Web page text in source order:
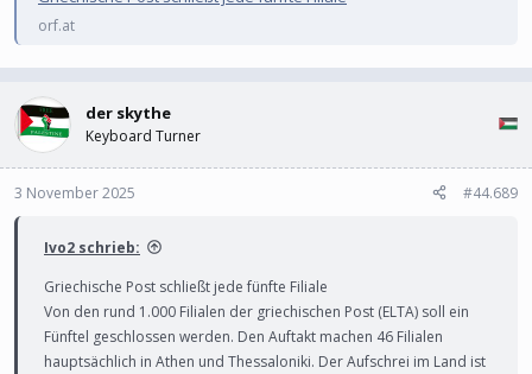
orf.at
der skythe
Keyboard Turner
3 November 2025 #44.689
Ivo2 schrieb:
Griechische Post schließt jede fünfte Filiale
Von den rund 1.000 Filialen der griechischen Post (ELTA) soll ein
Fünftel geschlossen werden. Den Auftakt machen 46 Filialen
hauptsächlich in Athen und Thessaloniki. Der Aufschrei im Land ist